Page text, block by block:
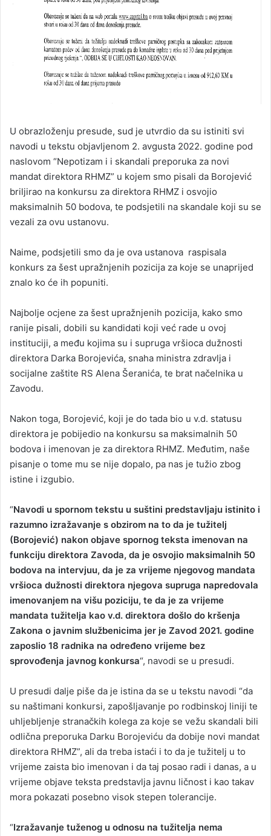
U obrazloženju presude, sud je utvrdio da su istiniti svi
navodi u tekstu objavljenom 2. avgusta 2022. godine pod
naslovom “Nepotizam i i skandali preporuka za novi
mandat direktora RHMZ” u kojem smo pisali da Borojević
briljirao na konkursu za direktora RHMZ i osvojio
maksimalnih 50 bodova, te podsjetili na skandale koji su se
vezali za ovu ustanovu.
Naime, podsjetili smo da je ova ustanova raspisala
konkurs za šest upražnjenih pozicija za koje se unaprijed
znalo ko će ih popuniti.
Najbolje ocjene za šest upražnjenih pozicija, kako smo
ranije pisali, dobili su kandidati koji već rade u ovoj
instituciji, a među kojima su i supruga vršioca dužnosti
direktora Darka Borojevića, snaha ministra zdravlja i
socijalne zaštite RS Alena Šeranića, te brat načelnika u
Zavodu.
Nakon toga, Borojević, koji je do tada bio u v.d. statusu
direktora je pobijedio na konkursu sa maksimalnih 50
bodova i imenovan je za direktora RHMZ. Međutim, naše
pisanje o tome mu se nije dopalo, pa nas je tužio zbog
istine i izgubio.
“Navodi u spornom tekstu u suštini predstavljaju istinito i
razumno izražavanje s obzirom na to da je tužitelj
(Borojević) nakon objave spornog teksta imenovan na
funkciju direktora Zavoda, da je osvojio maksimalnih 50
bodova na intervjuu, da je za vrijeme njegovog mandata
vršioca dužnosti direktora njegova supruga napredovala
imenovanjem na višu poziciju, te da je za vrijeme
mandata tužitelja kao v.d. direktora došlo do kršenja
Zakona o javnim službenicima jer je Zavod 2021. godine
zaposlio 18 radnika na određeno vrijeme bez
sprovođenja javnog konkursa“, navodi se u presudi.
U presudi dalje piše da je istina da se u tekstu navodi “da
su naštimani konkursi, zapošljavanje po rodbinskoj liniji te
uhljebljenje stranačkih kolega za koje se vežu skandali bili
odlična preporuka Darku Borojeviću da dobije novi mandat
direktora RHMZ”, ali da treba istaći i to da je tužitelj u to
vrijeme zaista bio imenovan i da taj posao radi i danas, a u
vrijeme objave teksta predstavlja javnu ličnost i kao takav
mora pokazati posebno visok stepen tolerancije.
“Izražavanje tuženog u odnosu na tužitelja nema